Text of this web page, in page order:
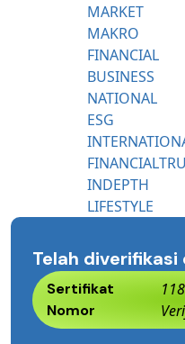
MARKET
MAKRO
FINANCIAL
BUSINESS
NATIONAL
ESG
INDEPTH
LIFESTYLE
Telah diverifikasi
Sertifikat
Nomor